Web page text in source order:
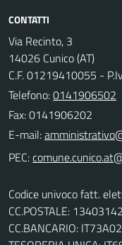
CONTATTI
Via Recinto, 3
14026 Cunico (AT)
C.F. 01219410055 -
Telefono:0141906502
Fax: 0141906202
E-mail:
PEC:
Codice univoco fatt.
CC.POSTALE: 13403142
CC.BANCARIO: